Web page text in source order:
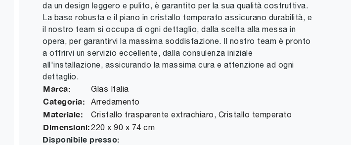
da un design leggero e pulito, è garantito per la sua qualità costruttiva.
La base robusta e il piano in cristallo temperato assicurano durabilità, e
il nostro team si occupa di ogni dettaglio, dalla scelta alla messa in
opera, per garantirvi la massima soddisfazione. Il nostro team è pronto
a offrirvi un servizio eccellente, dalla consulenza iniziale
all'installazione, assicurando la massima cura e attenzione ad ogni
dettaglio.
Marca: Glas Italia
Categoria: Arredamento
Materiale: Cristallo trasparente extrachiaro, Cristallo temperato
Dimensioni:220 x 90 x 74 cm
Disponibile presso: